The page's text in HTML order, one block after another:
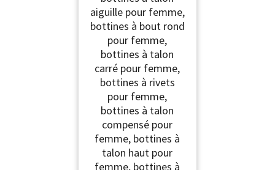
aiguille pour femme,
bottines à bout rond
pour femme,
bottines à talon
carré pour femme,
bottines à rivets
pour femme,
bottines à talon
compensé pour
femme, bottines à
talon haut pour
femme, bottines à